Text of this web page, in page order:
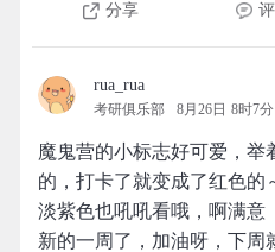
分享 评
rua_rua
考研俱乐部 8月26日 8时7分
魔鬼营的小标志好可爱，举
的，打卡了就变成了红色的
淡紫色也吼吼看哦，啊满意
新的一周了，加油呀，下周